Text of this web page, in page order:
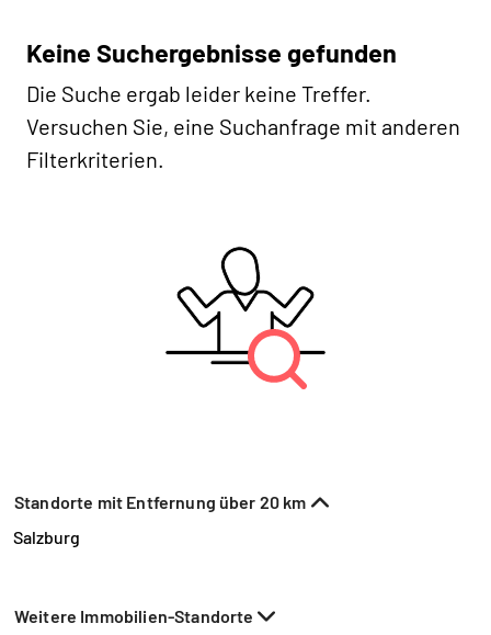
Keine Suchergebnisse gefunden
Die Suche ergab leider keine Treffer.
Versuchen Sie, eine Suchanfrage mit anderen
Filterkriterien.
Standorte mit Entfernung über 20 km
Salzburg
Weitere Immobilien-Standorte